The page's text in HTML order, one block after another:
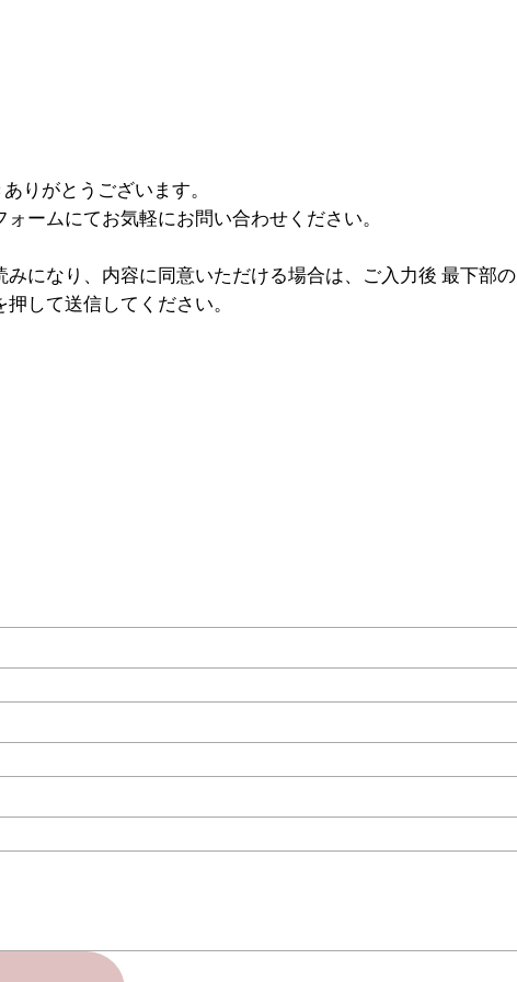
りがとうございます。
ームにてお気軽にお問い合わせください。
みになり、内容に同意いただける場合は、ご入力後 最下部の
して送信してください。